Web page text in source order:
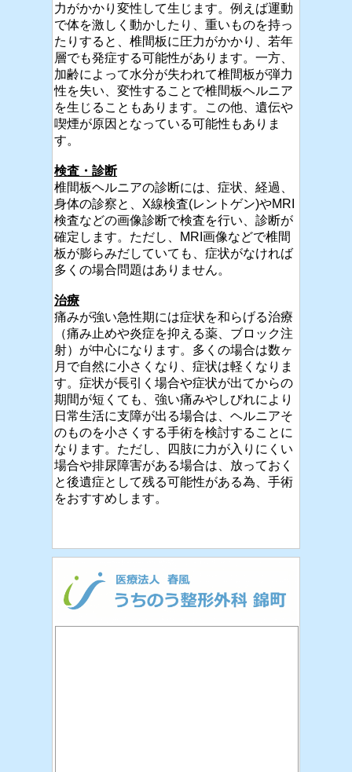
力がかかり変性して生じます。例えば運動
で体を激しく動かしたり、重いものを持っ
たりすると、椎間板に圧力がかかり、若年
層でも発症する可能性があります。一方、
加齢によって水分が失われて椎間板が弾力
性を失い、変性することで椎間板ヘルニア
を生じることもあります。この他、遺伝や
喫煙が原因となっている可能性もありま
す。
検査・診断
椎間板ヘルニアの診断には、症状、経過、
身体の診察と、X線検査(レントゲン)やMRI
検査などの画像診断で検査を行い、診断が
確定します。ただし、MRI画像などで椎間
板が膨らみだしていても、症状がなければ
多くの場合問題はありません。
治療
痛みが強い急性期には症状を和らげる治療
（痛み止めや炎症を抑える薬、ブロック注
射）が中心になります。多くの場合は数ヶ
月で自然に小さくなり、症状は軽くなりま
す。症状が長引く場合や症状が出てからの
期間が短くても、強い痛みやしびれにより
日常生活に支障が出る場合は、ヘルニアそ
のものを小さくする手術を検討することに
なります。ただし、四肢に力が入りにくい
場合や排尿障害がある場合は、放っておく
と後遺症として残る可能性がある為、手術
をおすすめします。